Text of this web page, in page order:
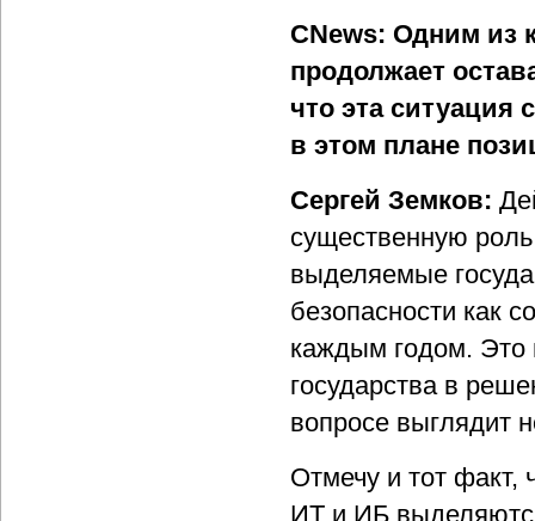
CNews: Одним из
продолжает
что эта ситуация
в этом плане
Сергей Земков:
существенную
выделяемые
безопасности как
каждым годом. Это
государства в
вопросе выглядит
Отмечу и тот
ИТ и ИБ